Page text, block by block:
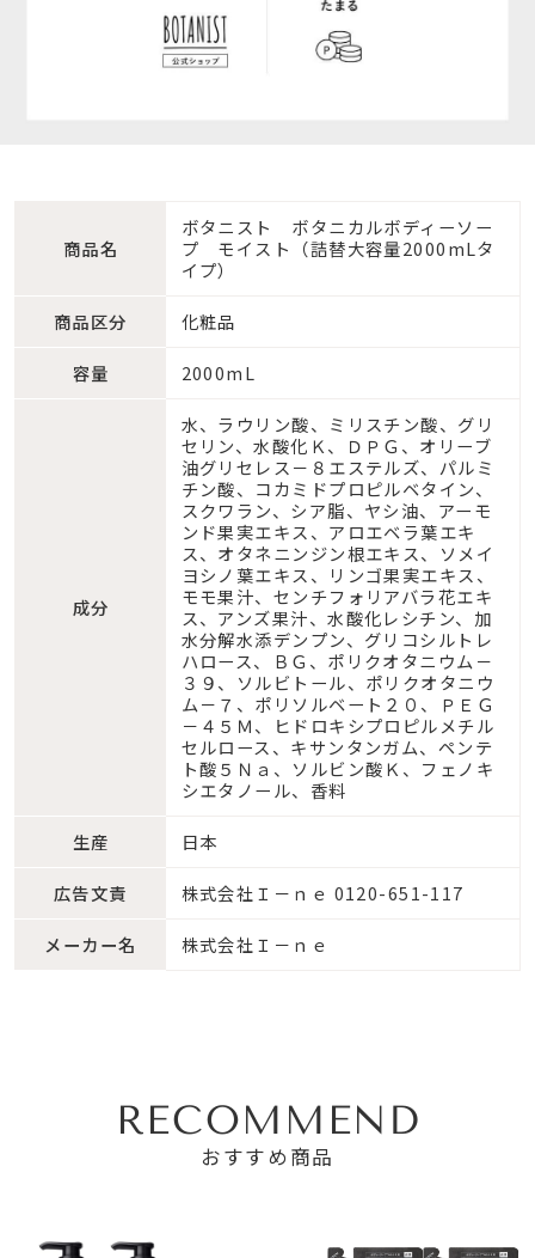
商品名
ボタニスト ボタニカルボディーソー
プ モイスト（詰替大容量2000mLタ
イプ）
商品区分 化粧品
容量 2000mL
成分
水、ラウリン酸、ミリスチン酸、グリ
セリン、水酸化Ｋ、ＤＰＧ、オリーブ
油グリセレス－８エステルズ、パルミ
チン酸、コカミドプロピルベタイン、
スクワラン、シア脂、ヤシ油、アーモ
ンド果実エキス、アロエベラ葉エキ
ス、オタネニンジン根エキス、ソメイ
ヨシノ葉エキス、リンゴ果実エキス、
モモ果汁、センチフォリアバラ花エキ
ス、アンズ果汁、水酸化レシチン、加
水分解水添デンプン、グリコシルトレ
ハロース、ＢＧ、ポリクオタニウム－
３９、ソルビトール、ポリクオタニウ
ム－７、ポリソルベート２０、ＰＥＧ
－４５Ｍ、ヒドロキシプロピルメチル
セルロース、キサンタンガム、ペンテ
ト酸５Ｎａ、ソルビン酸Ｋ、フェノキ
シエタノール、香料
生産 日本
広告文責 株式会社Ｉ－ｎｅ 0120-651-117
メーカー名 株式会社Ｉ－ｎｅ
RECOMMEND
おすすめ商品